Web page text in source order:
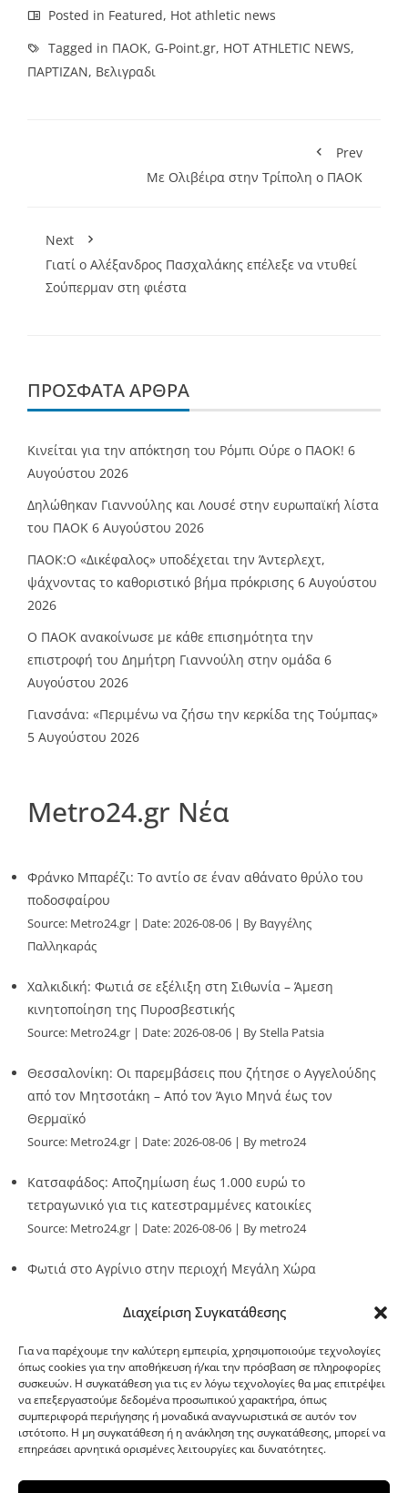
Διαχείριση Συγκατάθεσης
Για να παρέχουμε την καλύτερη εμπειρία, χρησιμοποιούμε τεχνολογίες
όπως cookies για την αποθήκευση ή/και την πρόσβαση σε πληροφορίες
συσκευών. Η συγκατάθεση για τις εν λόγω τεχνολογίες θα μας επιτρέψει
να επεξεργαστούμε δεδομένα προσωπικού χαρακτήρα, όπως
συμπεριφορά περιήγησης ή μοναδικά αναγνωριστικά σε αυτόν τον
ιστότοπο. Η μη συγκατάθεση ή η ανάκληση της συγκατάθεσης, μπορεί να
επηρεάσει αρνητικά ορισμένες λειτουργίες και δυνατότητες.
Posted in Featured, Hot athletic news
Tagged in ΠΑΟΚ, G-Point.gr, HOT ATHLETIC NEWS,
ΠΑΡΤΙΖΑΝ, Βελιγραδι
Prev
Με Ολιβέιρα στην Τρίπολη ο ΠΑΟΚ
Next
Γιατί ο Αλέξανδρος Πασχαλάκης επέλεξε να ντυθεί
Σούπερμαν στη φιέστα
ΠΡΌΣΦΑΤΑ ΆΡΘΡΑ
Κινείται για την απόκτηση του Ρόμπι Ούρε ο ΠΑΟΚ! 6
Αυγούστου 2026
Δηλώθηκαν Γιαννούλης και Λουσέ στην ευρωπαϊκή λίστα
του ΠΑΟΚ 6 Αυγούστου 2026
ΠΑΟΚ:Ο «Δικέφαλος» υποδέχεται την Άντερλεχτ,
ψάχνοντας το καθοριστικό βήμα πρόκρισης 6 Αυγούστου
2026
Ο ΠΑΟΚ ανακοίνωσε με κάθε επισημότητα την
επιστροφή του Δημήτρη Γιαννούλη στην ομάδα 6
Αυγούστου 2026
Γιανσάνα: «Περιμένω να ζήσω την κερκίδα της Τούμπας»
5 Αυγούστου 2026
Metro24.gr Νέα
Φράνκο Μπαρέζι: Το αντίο σε έναν αθάνατο θρύλο του
ποδοσφαίρου
Source: Metro24.gr Date: 2026-08-06
By Βαγγέλης
Παλληκαράς
Χαλκιδική: Φωτιά σε εξέλιξη στη Σιθωνία – Άμεση
κινητοποίηση της Πυροσβεστικής
Source: Metro24.gr Date: 2026-08-06 By Stella Patsia
Θεσσαλονίκη: Οι παρεμβάσεις που ζήτησε ο Αγγελούδης
από τον Μητσοτάκη – Από τον Άγιο Μηνά έως τον
Θερμαϊκό
Source: Metro24.gr Date: 2026-08-06 By metro24
Κατσαφάδος: Αποζημίωση έως 1.000 ευρώ το
τετραγωνικό για τις κατεστραμμένες κατοικίες
Source: Metro24.gr Date: 2026-08-06 By metro24
Φωτιά στο Αγρίνιο στην περιοχή Μεγάλη Χώρα
G-point.gr